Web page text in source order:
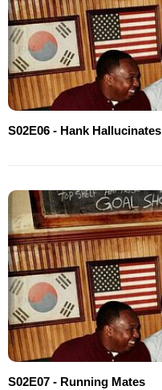
S02E06 - Hank Hallucinates
S02E07 - Running Mates